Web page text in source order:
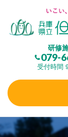
研修
079-
受付時間
但馬長寿の郷
(研修施
楽しむ